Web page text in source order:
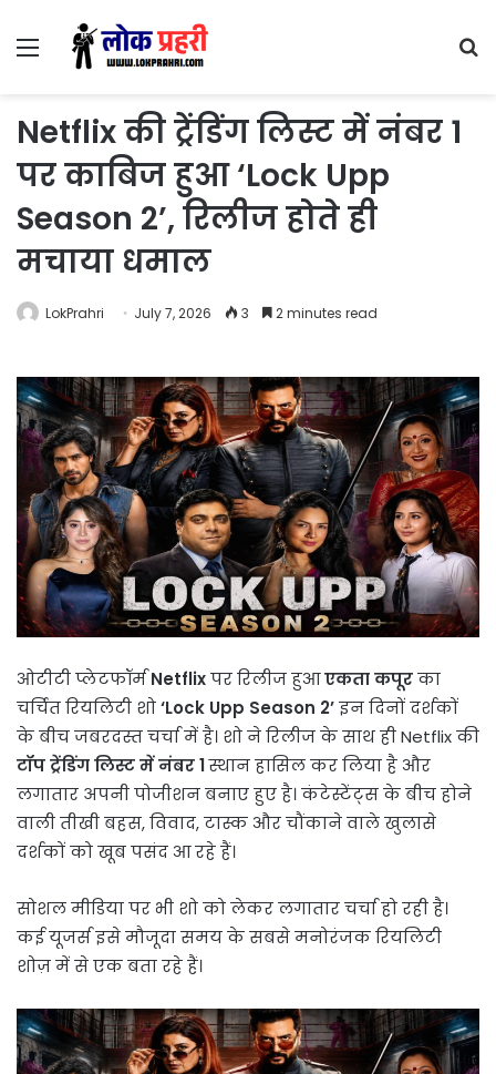
Menu
Netflix की ट्रेंडिंग लिस्ट में नंबर 1
पर काबिज हुआ ‘Lock Upp
Season 2’, रिलीज होते ही
मचाया धमाल
LokPrahri July 7, 2026 3 2 minutes read
ओटीटी प्लेटफॉर्मNetflixपर रिलीज हुआएकता कपूरका
चर्चित रियलिटी शो‘Lock Upp Season 2’इन दिनों दर्शकों
के बीच जबरदस्त चर्चा में है। शो ने रिलीज के साथ ही Netflix की
टॉप ट्रेंडिंग लिस्ट में नंबर 1स्थान हासिल कर लिया है और
लगातार अपनी पोजीशन बनाए हुए है। कंटेस्टेंट्स के बीच होने
वाली तीखी बहस, विवाद, टास्क और चौंकाने वाले खुलासे
दर्शकों को खूब पसंद आ रहे हैं।
सोशल मीडिया पर भी शो को लेकर लगातार चर्चा हो रही है।
कई यूजर्स इसे मौजूदा समय के सबसे मनोरंजक रियलिटी
शोज़ में से एक बता रहे हैं।